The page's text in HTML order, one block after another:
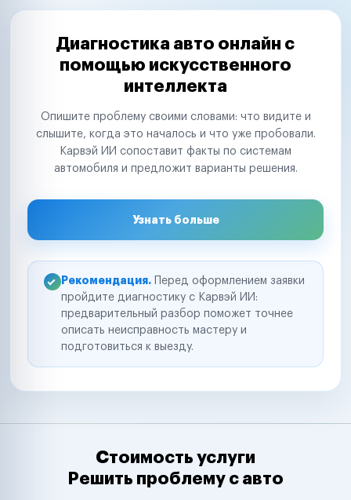
Диагностика авто онлайн с
помощью искусственного
интеллекта
Опишите проблему своими словами: что видите и
слышите, когда это началось и что уже пробовали.
Карвэй ИИ сопоставит факты по системам
автомобиля и предложит варианты решения.
Узнать больше
Рекомендация. Перед оформлением заявки
пройдите диагностику с Карвэй ИИ:
предварительный разбор поможет точнее
описать неисправность мастеру и
подготовиться к выезду.
Стоимость услуги
Решить проблему с авто